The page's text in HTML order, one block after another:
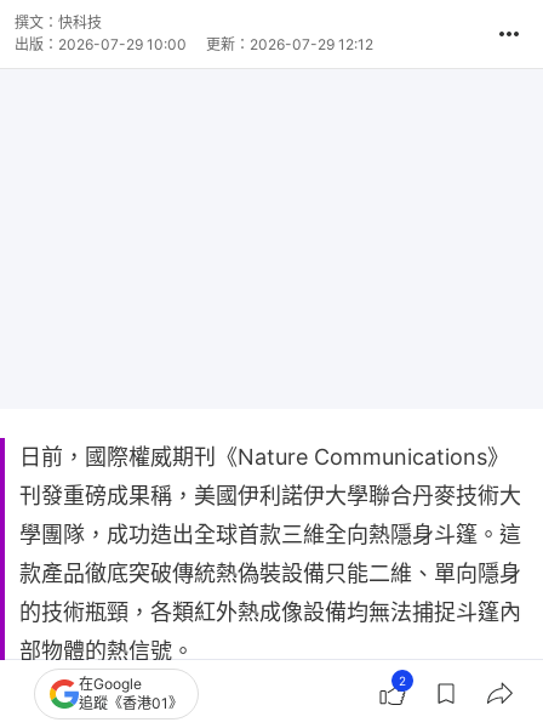
撰文： 快科技
出版： 2026-07-29 10:00 更新： 2026-07-29 12:12
日前，國際權威期刊《Nature Communications》
刊發重磅成果稱，美國伊利諾伊大學聯合丹麥技術大
學團隊，成功造出全球首款三維全向熱隱身斗篷。這
款產品徹底突破傳統熱偽裝設備只能二維、單向隱身
的技術瓶頸，各類紅外熱成像設備均無法捕捉斗篷內
部物體的熱信號。
在此之前，全球所有熱隱身裝置存在致命短板，僅能
在Google
追蹤《香港01》
2